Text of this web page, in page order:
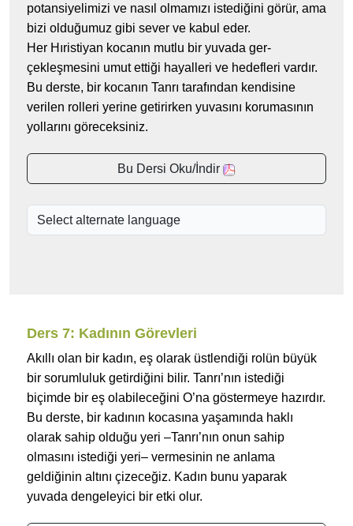
potansiyelimizi ve nasıl olmamızı istediğini görür, ama
bizi olduğumuz gibi sever ve kabul eder.
Her Hıristiyan kocanın mutlu bir yuvada ger-
çekleşmesini umut ettiği hayalleri ve hedefleri vardır.
Bu derste, bir kocanın Tanrı tarafından kendisine
verilen rolleri yerine getirirken yuvasını korumasının
yollarını göreceksiniz.
Bu Dersi Oku/İndir
Ders 7: Kadının Görevleri
Akıllı olan bir kadın, eş olarak üstlendiği rolün büyük
bir sorumluluk getirdiğini bilir. Tanrı’nın istediği
biçimde bir eş olabileceğini O’na göstermeye hazırdır.
Bu derste, bir kadının kocasına yaşamında haklı
olarak sahip olduğu yeri –Tanrı’nın onun sahip
olmasını istediği yeri– vermesinin ne anlama
geldiğinin altını çizeceğiz. Kadın bunu yaparak
yuvada dengeleyici bir etki olur.